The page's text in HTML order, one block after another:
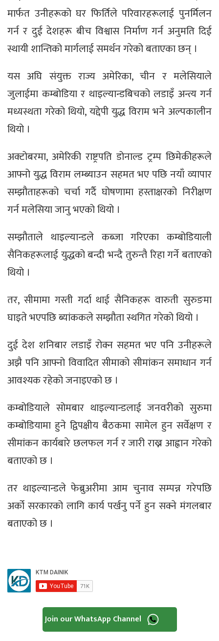
मार्फत उनीहरूको घर फिर्तिले परिवारहरूलाई पुनर्मिलन
गर्न र दुई देशहरू बीच विश्वास निर्माण गर्न अनुमति दिई
स्थायी शान्तिको मार्गलाई समर्थन गरेको बताएका छन् ।
यस अघि संयुक्त राज्य अमेरिका, चीन र मलेसियाले
जुलाईमा कम्बोडिया र थाइल्यान्डबिचको लडाइँ अन्त्य गर्न
मध्यस्थता गरेको थियो, यद्देपी युद्ध विराम भने अल्पकालीन
थियो ।
अक्टोबरमा, अमेरिकी राष्ट्रपति डोनाल्ड ट्रम्प छिमेकीहरूले
आफ्नो युद्ध विराम लम्ब्याउन सहमत भए पछि नयाँ व्यापार
सम्झौताहरूको चर्चा गर्दै घोषणामा हस्ताक्षरको निरीक्षण
गर्न मलेसिया जानु भएको थियो ।
सम्झौताले थाइल्यान्डले कब्जा गरिएका कम्बोडियाली
सैनिकहरूलाई युद्धको बन्दी भन्दै तुरुन्तै रिहा गर्ने बताएको
थियो ।
तर, सीमामा गस्ती गर्दा थाई सैनिकहरू वारुती सुरुङमा
घाइते भएपछि ब्यांककले सम्झौता स्थगित गरेको थियो ।
दुई देश शनिबार लडाइँ रोक्न सहमत भए पनि उनीहरूले
अझै पनि आफ्नो विवादित सीमाको सीमांकन समाधान गर्न
आवश्यक रहेको जनाइएको छ ।
कम्बोडियाले सोमबार थाइल्यान्डलाई जनवरीको सुरुमा
कम्बोडियामा हुने द्विपक्षीय बैठकमा सामेल हुन सर्वेक्षण र
सीमांकन कार्यबारे छलफल गर्न र जारी राख्न आह्वान गरेको
बताएको छ ।
तर थाइल्यान्डले फेब्रुअरीमा आम चुनाव सम्पन्न गरेपछि
अर्को सरकारको लागि कार्य पर्खनु पर्ने हुन सक्ने मंगलबार
बताएको छ ।
Join our WhatsApp Channel